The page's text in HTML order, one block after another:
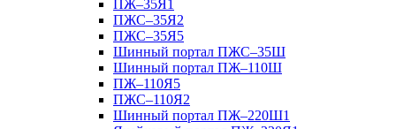
ПЖ–35Я1
ПЖС–35Я2
ПЖС–35Я5
Шинный портал ПЖС–35Ш
Шинный портал ПЖ–110Ш
ПЖ–110Я5
ПЖС–110Я2
Шинный портал ПЖ–220Ш1